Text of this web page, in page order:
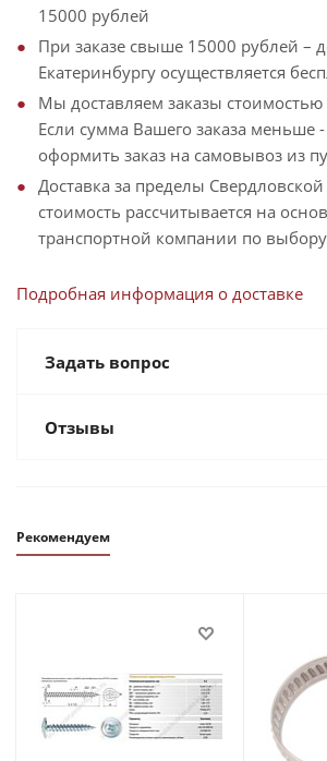
15000 рублей
При заказе свыше 15000 рублей –
Екатеринбургу осуществляется
Мы доставляем заказы стоимостью
Если сумма Вашего заказа меньше
оформить заказ на самовывоз из
Доставка за пределы Свердловской
стоимость рассчитывается на
транспортной компании по
Подробная информация о доставке
Задать вопрос
Отзывы
Рекомендуем